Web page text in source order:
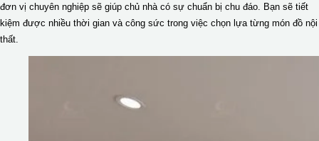
đơn vị chuyên nghiệp sẽ giúp chủ nhà có sự chuẩn bị chu đáo. Bạn sẽ tiết
kiệm được nhiều thời gian và công sức trong việc chọn lựa từng món đồ nội
thất.